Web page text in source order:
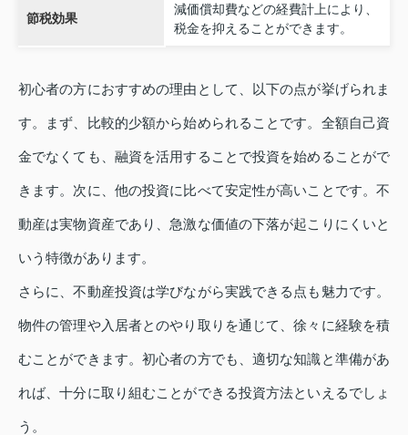
節税効果
減価償却費などの経費計上により、
税金を抑えることができます。
初心者の方におすすめの理由として、以下の点が挙げられま
す。まず、比較的少額から始められることです。全額自己資
金でなくても、融資を活用することで投資を始めることがで
きます。次に、他の投資に比べて安定性が高いことです。不
動産は実物資産であり、急激な価値の下落が起こりにくいと
いう特徴があります。
さらに、不動産投資は学びながら実践できる点も魅力です。
物件の管理や入居者とのやり取りを通じて、徐々に経験を積
むことができます。初心者の方でも、適切な知識と準備があ
れば、十分に取り組むことができる投資方法といえるでしょ
う。